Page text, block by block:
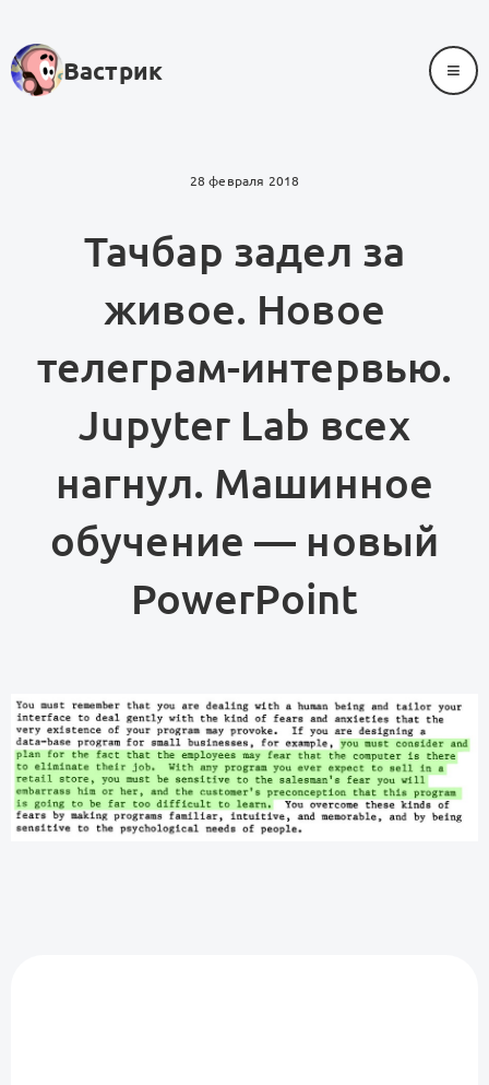
Вастрик ≡
28 февраля 2018
Тачбар задел за
живое. Новое
телеграм-интервью.
Jupyter Lab всех
нагнул. Машинное
обучение — новый
PowerPoint